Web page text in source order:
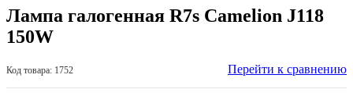
Лампа галогенная R7s Camelion J118
150W
Код товара: 1752 Перейти к сравнению